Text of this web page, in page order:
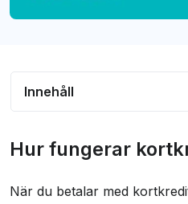
Innehåll
Kostnader när du
Fördelar och
Hur fungerar
När du betalar med